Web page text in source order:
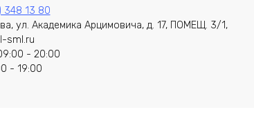
348 13 80
ул. Академика Арцимовича, д. 17, ПОМЕЩ. 3/1,
sml.ru
- 20:00
- 19:00